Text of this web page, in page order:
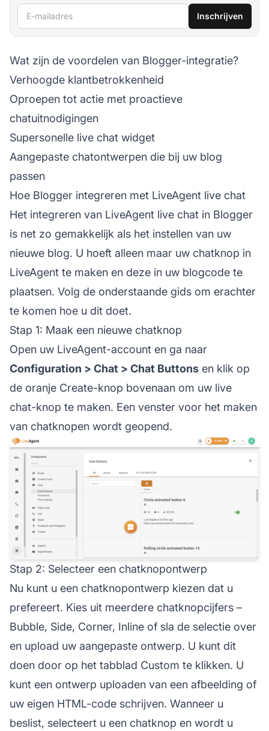
E-mailadres Inschrijven
Wat zijn de voordelen van Blogger-integratie?
Verhoogde klantbetrokkenheid
Oproepen tot actie met proactieve
chatuitnodigingen
Supersonelle live chat widget
Aangepaste chatontwerpen die bij uw blog
passen
Hoe Blogger integreren met LiveAgent live chat
Het integreren van LiveAgent live chat in Blogger
is net zo gemakkelijk als het instellen van uw
nieuwe blog. U hoeft alleen maar uw chatknop in
LiveAgent te maken en deze in uw blogcode te
plaatsen. Volg de onderstaande gids om erachter
te komen hoe u dit doet.
Stap 1: Maak een nieuwe chatknop
Open uw LiveAgent-account en ga naar
Configuration > Chat > Chat Buttons en klik op
de oranje Create-knop bovenaan om uw live
chat-knop te maken. Een venster voor het maken
van chatknopen wordt geopend.
Stap 2: Selecteer een chatknopontwerp
Nu kunt u een chatknopontwerp kiezen dat u
prefereert. Kies uit meerdere chatknopcijfers –
Bubble, Side, Corner, Inline of sla de selectie over
en upload uw aangepaste ontwerp. U kunt dit
doen door op het tabblad Custom te klikken. U
kunt een ontwerp uploaden van een afbeelding of
uw eigen HTML-code schrijven. Wanneer u
beslist, selecteert u een chatknop en wordt u